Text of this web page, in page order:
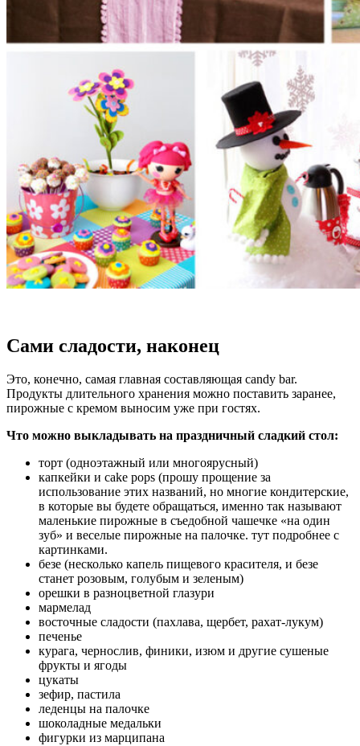
Сами сладости, наконец
Это, конечно, самая главная составляющая candy bar.
Продукты длительного хранения можно поставить заранее,
пирожные с кремом выносим уже при гостях.
Что можно выкладывать на праздничный сладкий стол:
торт (одноэтажный или многоярусный)
капкейки и cake pops (прошу прощение за
использование этих названий, но многие кондитерские,
в которые вы будете обращаться, именно так называют
маленькие пирожные в съедобной чашечке «на один
зуб» и веселые пирожные на палочке. тут подробнее с
картинками.
безе (несколько капель пищевого красителя, и безе
станет розовым, голубым и зеленым)
орешки в разноцветной глазури
мармелад
восточные сладости (пахлава, щербет, рахат-лукум)
печенье
курага, чернослив, финики, изюм и другие сушеные
фрукты и ягоды
цукаты
зефир, пастила
леденцы на палочке
шоколадные медальки
фигурки из марципана